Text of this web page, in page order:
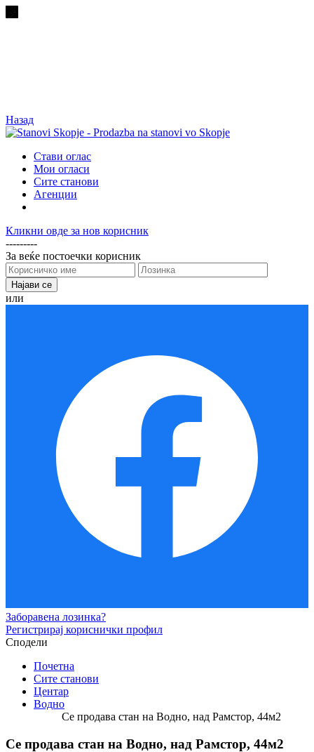
Назад
Стави оглас
Мои огласи
Сите станови
Агенции
Кликни овде за нов корисник
---------
За веќе постоечки корисник
или
Заборавена лозинка?
Регистрирај кориснички профил
Сподели
Почетна
Сите станови
Центар
Водно
Се продава стан на Водно, над Рамстор, 44м2
Се продава стан на Водно, над Рамстор, 44м2